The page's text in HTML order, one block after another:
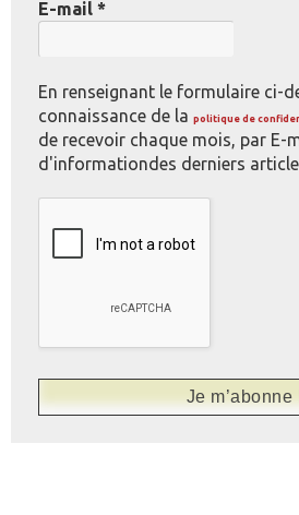
E-mail *
En renseignant le formulaire ci-
connaissance de la politique de
de recevoir chaque mois, par E-
d'informationdes derniers